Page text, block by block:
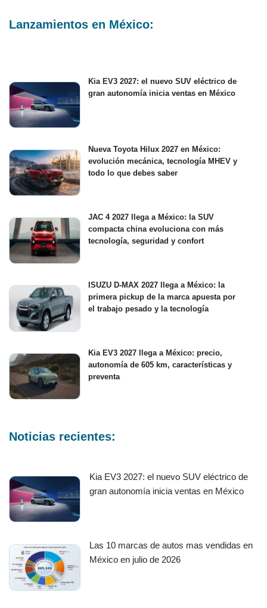
Lanzamientos en México:
Kia EV3 2027: el nuevo SUV eléctrico de
gran autonomía inicia ventas en México
Nueva Toyota Hilux 2027 en México:
evolución mecánica, tecnología MHEV y
todo lo que debes saber
JAC 4 2027 llega a México: la SUV
compacta china evoluciona con más
tecnología, seguridad y confort
ISUZU D-MAX 2027 llega a México: la
primera pickup de la marca apuesta por
el trabajo pesado y la tecnología
Kia EV3 2027 llega a México: precio,
autonomía de 605 km, características y
preventa
Noticias recientes:
Kia EV3 2027: el nuevo SUV eléctrico de
gran autonomía inicia ventas en México
Las 10 marcas de autos mas vendidas en
México en julio de 2026